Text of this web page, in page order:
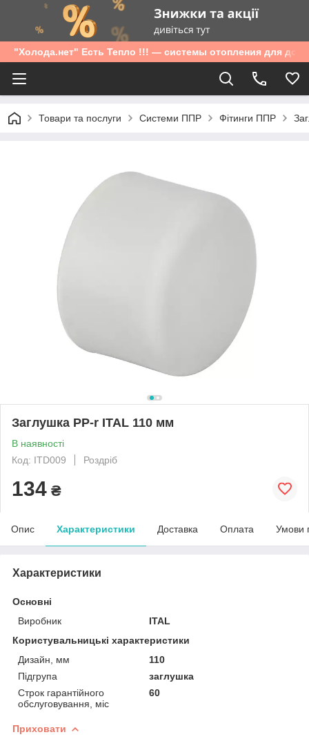
"Холода.нет" Есть Тепло !!! — системы отопления для дома
Товари та послуги Системи ППР Фітинги ППР
Заглушка PP-r ITAL 110 мм
В наявності
Код: ITD009
Роздріб
134 ₴
Опис Характеристики Доставка Оплата Умови
Характеристики
Основні
Виробник
ITAL
Користувальницькі характеристики
Дизайн, мм
110
Підгрупа
заглушка
Строк гарантійного
обслуговування, міс
60
Приховати